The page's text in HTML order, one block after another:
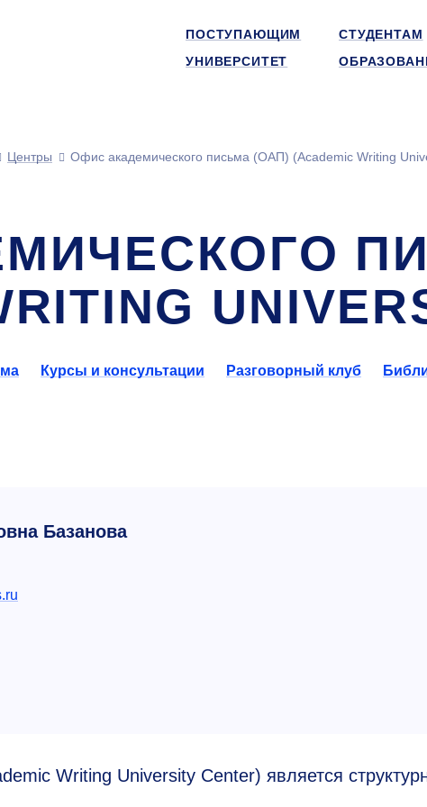
ПОСТУПАЮЩИМ
СТУДЕНТАМ
УНИВЕРСИТЕТ
Центры Офис академического письма (ОАП) (Academic Writing
Курсы и консультации Разговорный клуб
Базанова
Writing University Center) является